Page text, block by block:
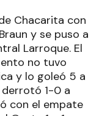
Chacarita con
y se puso a
Larroque. El
no tuvo
y lo goleó 5 a
derrotó 1-0 a
con el empate